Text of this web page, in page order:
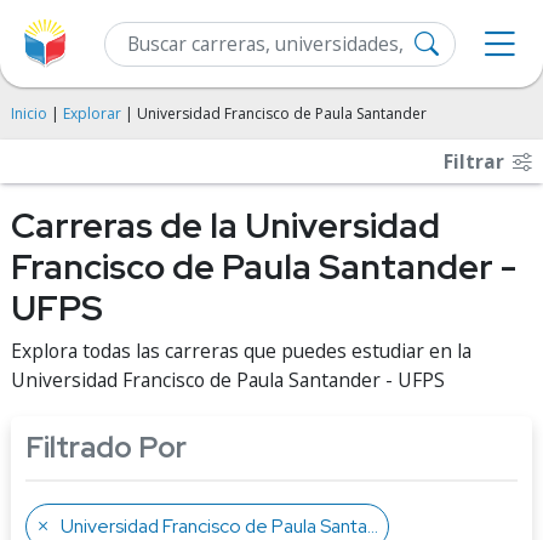
Inicio | Explorar | Universidad Francisco de Paula Santander
Filtrar
Carreras de la Universidad
Francisco de Paula Santander -
UFPS
Explora todas las carreras que puedes estudiar en la
Universidad Francisco de Paula Santander - UFPS
Filtrado Por
Universidad Francisco de Paula Santander